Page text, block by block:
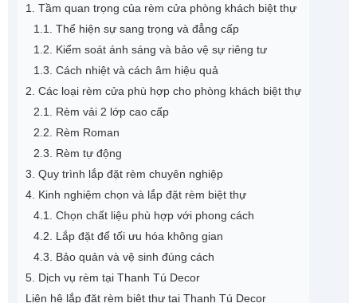
1. Tầm quan trọng của rèm cửa phòng khách biệt thự
1.1. Thể hiện sự sang trọng và đẳng cấp
1.2. Kiểm soát ánh sáng và bảo vệ sự riêng tư
1.3. Cách nhiệt và cách âm hiệu quả
2. Các loại rèm cửa phù hợp cho phòng khách biệt thự
2.1. Rèm vải 2 lớp cao cấp
2.2. Rèm Roman
2.3. Rèm tự động
3. Quy trình lắp đặt rèm chuyên nghiệp
4. Kinh nghiệm chọn và lắp đặt rèm biệt thự
4.1. Chọn chất liệu phù hợp với phong cách
4.2. Lắp đặt để tối ưu hóa không gian
4.3. Bảo quản và vệ sinh đúng cách
5. Dịch vụ rèm tại Thanh Tú Decor
Liên hệ lắp đặt rèm biệt thự tại Thanh Tú Decor